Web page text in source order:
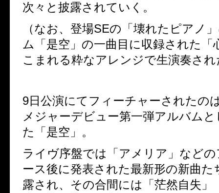
次々と披露されていく。
（なお、登場SEの「壊れたピアノ
ム「是空」の一曲目に収録された「
こまれる粋なアレンジで生演奏され
9日公演にてフィーチャーされたの
メジャーデビュー第一弾アルバム
た「是空」。
ライヴ序盤では「アメリア」など
ース後に発表された最新形の新曲た
露され、その合間には「茫然自失」